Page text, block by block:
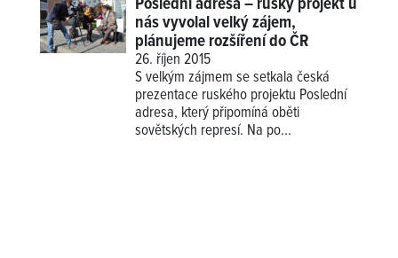
Poslední adresa – ruský projekt u
nás vyvolal velký zájem,
plánujeme rozšíření do ČR
26. říjen 2015
S velkým zájmem se setkala česká
prezentace ruského projektu Poslední
adresa, který připomíná oběti
sovětských represí. Na po...